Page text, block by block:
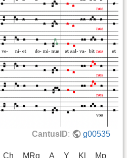
CantusID: g00535
Ch MRg A Y Kl Mp